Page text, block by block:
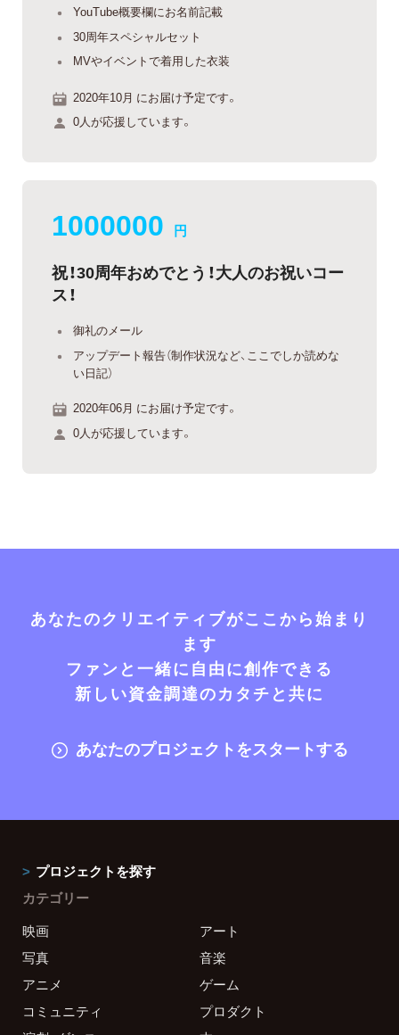
YouTube概要欄にお名前記載
30周年スペシャルセット
MVやイベントで着用した衣装
2020年10月 にお届け予定です。
0人が応援しています。
1000000 円
祝！30周年おめでとう！大人のお祝いコー
ス！
御礼のメール
アップデート報告（制作状況など、ここでしか読めな
い日記）
2020年06月 にお届け予定です。
0人が応援しています。
あなたのクリエイティブがここから始まり
ます
ファンと一緒に自由に創作できる
新しい資金調達のカタチと共に
あなたのプロジェクトをスタートする
プロジェクトを探す
カテゴリー
映画
アート
写真
音楽
アニメ
ゲーム
コミュニティ
プロダクト